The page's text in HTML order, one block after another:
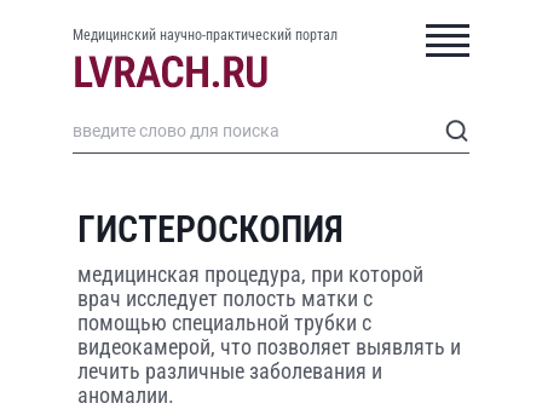
Медицинский научно-практический портал
ГИСТЕРОСКОПИЯ
медицинская процедура, при которой
врач исследует полость матки с
помощью специальной трубки с
видеокамерой, что позволяет выявлять и
лечить различные заболевания и
аномалии.